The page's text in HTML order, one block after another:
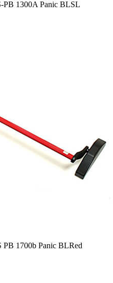
PB 1300A Panic BLSL
1700b Panic BLRed